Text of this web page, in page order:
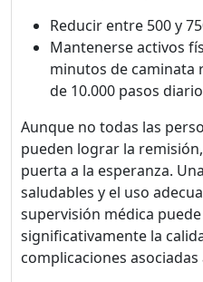
Reducir entre 500 y
Mantenerse activos
minutos de caminata
de 10.000 pasos
Aunque no todas las
pueden lograr la
puerta a la esperanza.
saludables y el uso
supervisión médica
significativamente la
complicaciones asociadas